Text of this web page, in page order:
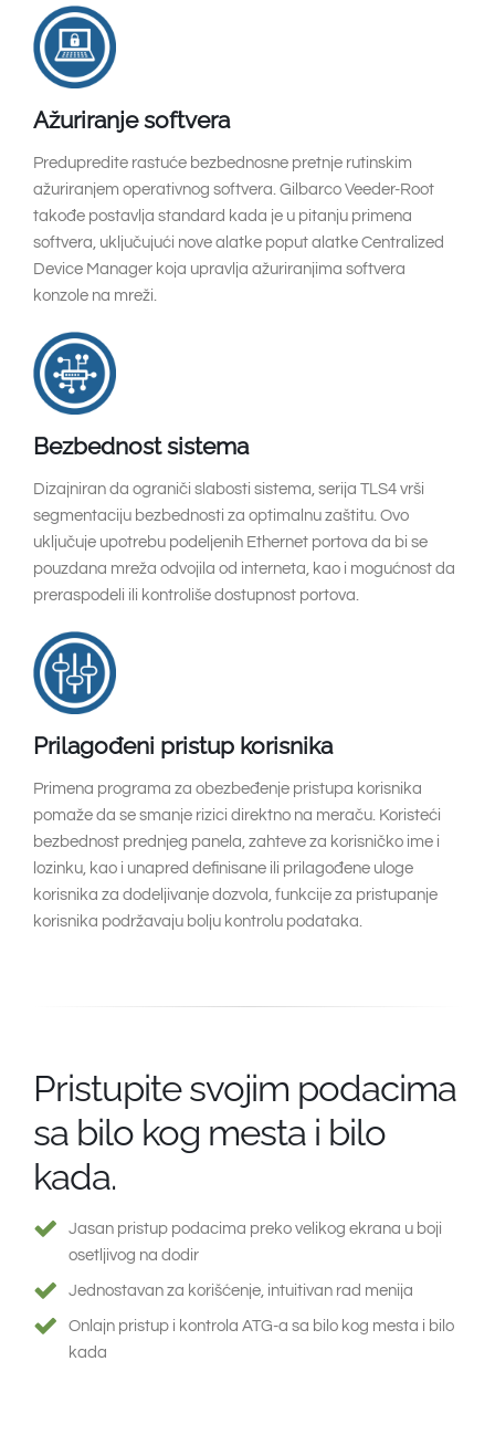
Ažuriranje softvera
Predupredite rastuće bezbednosne pretnje rutinskim
ažuriranjem operativnog softvera. Gilbarco Veeder-Root
takođe postavlja standard kada je u pitanju primena
softvera, uključujući nove alatke poput alatke Centralized
Device Manager koja upravlja ažuriranjima softvera
konzole na mreži.
Bezbednost sistema
Dizajniran da ograniči slabosti sistema, serija TLS4 vrši
segmentaciju bezbednosti za optimalnu zaštitu. Ovo
uključuje upotrebu podeljenih Ethernet portova da bi se
pouzdana mreža odvojila od interneta, kao i mogućnost da
preraspodeli ili kontroliše dostupnost portova.
Prilagođeni pristup korisnika
Primena programa za obezbeđenje pristupa korisnika
pomaže da se smanje rizici direktno na meraču. Koristeći
bezbednost prednjeg panela, zahteve za korisničko ime i
lozinku, kao i unapred definisane ili prilagođene uloge
korisnika za dodeljivanje dozvola, funkcije za pristupanje
korisnika podržavaju bolju kontrolu podataka.
Pristupite svojim podacima
sa bilo kog mesta i bilo
kada.
Jasan pristup podacima preko velikog ekrana u boji
osetljivog na dodir
Jednostavan za korišćenje, intuitivan rad menija
Onlajn pristup i kontrola ATG-a sa bilo kog mesta i bilo
kada